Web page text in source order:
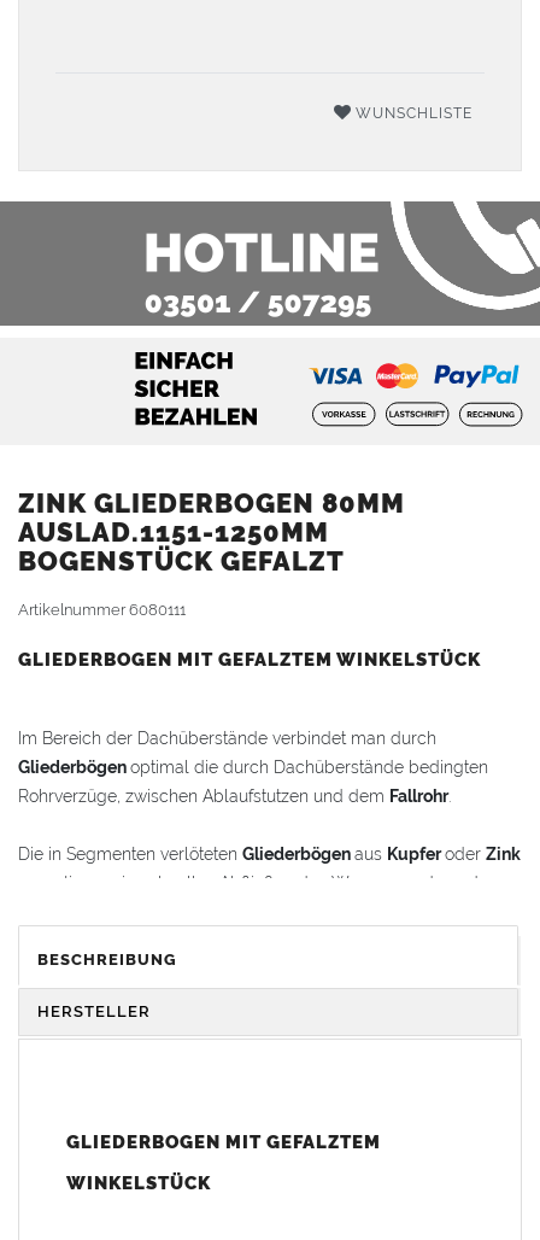
WUNSCHLISTE
ZINK GLIEDERBOGEN 80MM
AUSLAD.1151-1250MM
BOGENSTÜCK GEFALZT
Artikelnummer6080111
GLIEDERBOGEN MIT GEFALZTEM WINKELSTÜCK
Im Bereich der Dachüberstände verbindet man durch
Gliederbögenoptimal die durch Dachüberstände bedingten
Rohrverzüge, zwischen Ablaufstutzen und dem Fallrohr.
Die in Segmenten verlöteten Gliederbögenaus Kupferoder Zink
garantieren ein schnelles Abfließen des Wassers und werden
Gliederbogenwird mit einem gefalztem Standard-
Winkelstück geliefert. Auf Wunsch kann das Winkelstück auch
BESCHREIBUNG
HERSTELLER
GLIEDERBOGEN MIT GEFALZTEM
WINKELSTÜCK